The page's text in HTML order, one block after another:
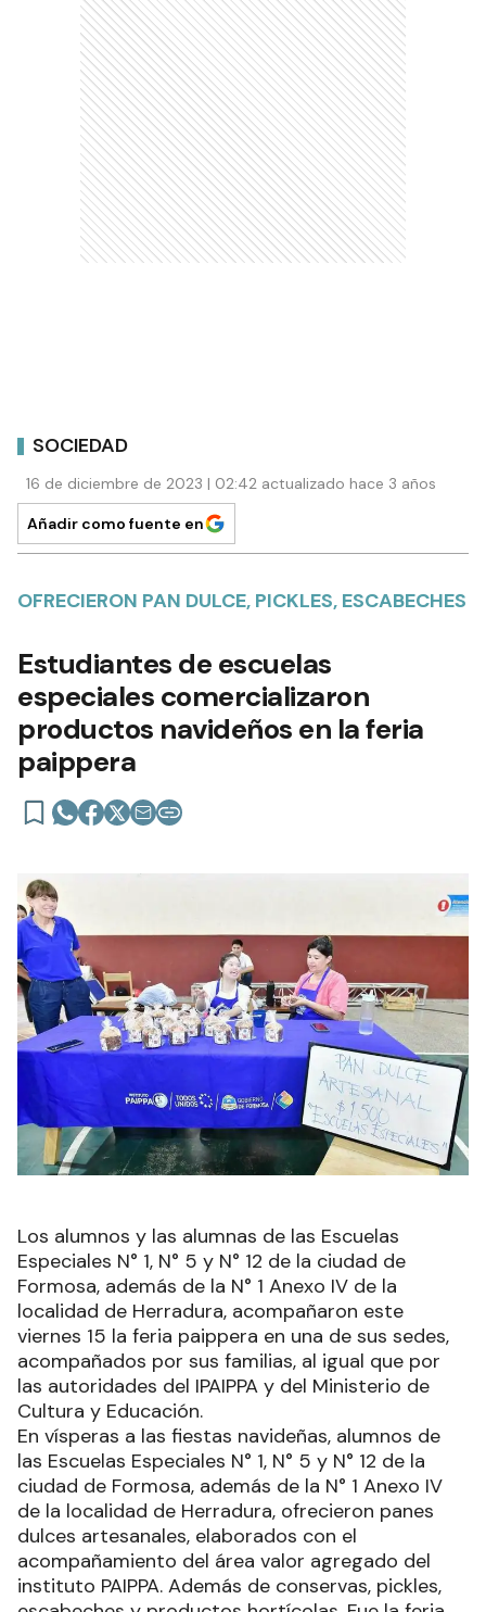
SOCIEDAD
16 de diciembre de 2023 | 02:42 actualizado hace 3 años
Añadir como fuente en
OFRECIERON PAN DULCE, PICKLES, ESCABECHES
Estudiantes de escuelas
especiales comercializaron
productos navideños en la feria
paippera
Los alumnos y las alumnas de las Escuelas
Especiales N° 1, N° 5 y N° 12 de la ciudad de
Formosa, además de la N° 1 Anexo IV de la
localidad de Herradura, acompañaron este
viernes 15 la feria paippera en una de sus sedes,
acompañados por sus familias, al igual que por
las autoridades del IPAIPPA y del Ministerio de
Cultura y Educación.
En vísperas a las fiestas navideñas, alumnos de
las Escuelas Especiales N° 1, N° 5 y N° 12 de la
ciudad de Formosa, además de la N° 1 Anexo IV
de la localidad de Herradura, ofrecieron panes
dulces artesanales, elaborados con el
acompañamiento del área valor agregado del
instituto PAIPPA. Además de conservas, pickles,